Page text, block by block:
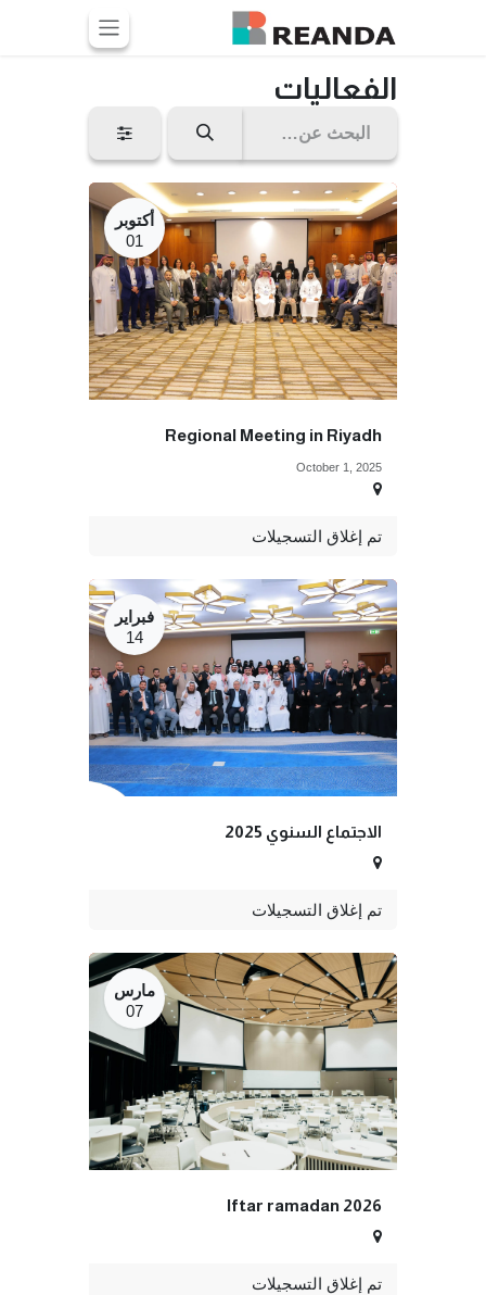
الفعاليات
أكتوبر
01
Regional Meeting in Riyadh
October 1, 2025
تم إغلاق التسجيلات
فبراير
14
الاجتماع السنوي 2025
تم إغلاق التسجيلات
مارس
07
Iftar ramadan 2026
تم إغلاق التسجيلات